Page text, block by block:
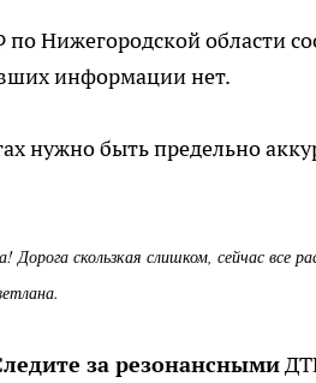
по Нижегородской области
информации нет.
нужно быть предельно
Дорога скользкая слишком, сейчас
за резонансными